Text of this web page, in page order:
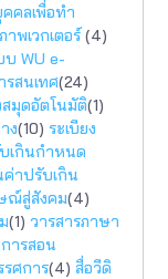
คลเพื่อทำ
ภาพเวกเตอร์(4)
บ WU e-
สนเทศ(24)
มุดอัตโนมัติ(1)
ง(10) ระเบียง
เกินกำหนด
ค่าปรับเกิน
ณ์สู่สังคม(4)
(1) วารสารภาษา
ารสอน
ศการ(4) สื่อวีดิ